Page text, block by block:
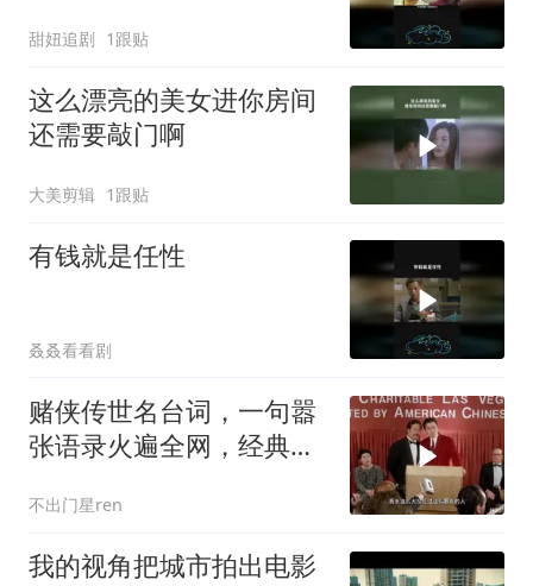
甜妞追剧 1跟贴
这么漂亮的美女进你房间
还需要敲门啊
大美剪辑 1跟贴
有钱就是任性
叒叒看看剧
赌侠传世名台词，一句嚣
张语录火遍全网，经典永
不出门星ren
我的视角把城市拍出电影